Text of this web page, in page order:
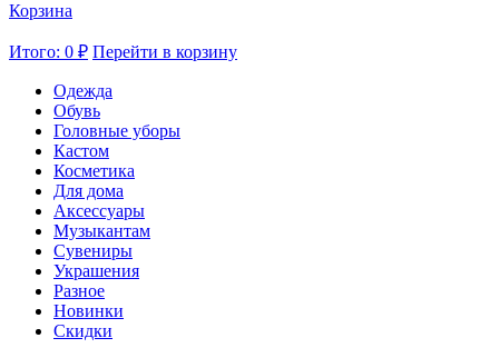
Корзина
Итого: 0 ₽ Перейти в корзину
Одежда
Обувь
Головные уборы
Кастом
Косметика
Для дома
Аксессуары
Музыкантам
Сувениры
Украшения
Разное
Новинки
Скидки